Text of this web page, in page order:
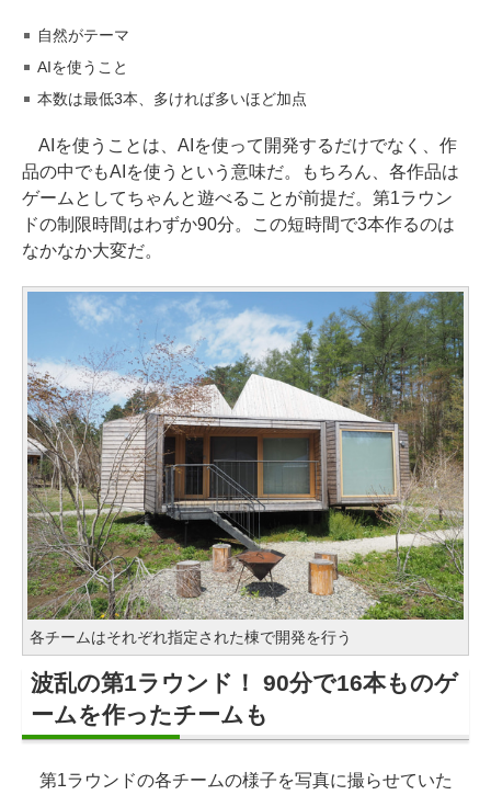
自然がテーマ
AIを使うこと
本数は最低3本、多ければ多いほど加点
AIを使うことは、AIを使って開発するだけでなく、作
品の中でもAIを使うという意味だ。もちろん、各作品は
ゲームとしてちゃんと遊べることが前提だ。第1ラウン
ドの制限時間はわずか90分。この短時間で3本作るのは
なかなか大変だ。
各チームはそれぞれ指定された棟で開発を行う
波乱の第1ラウンド！ 90分で16本ものゲ
ームを作ったチームも
第1ラウンドの各チームの様子を写真に撮らせていた